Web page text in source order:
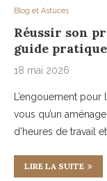
Blog et Astuces
Réussir son
guide pratique
18 mai 2026
L’engouement
vous qu’un
d’heures de travail
LIRE LA SUITE